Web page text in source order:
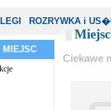
ROZRYWKA i
MIEJSC
Ciekawe